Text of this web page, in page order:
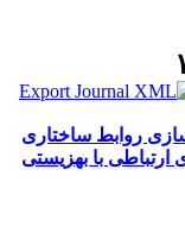
روابط ساختاری
با بهزیستی